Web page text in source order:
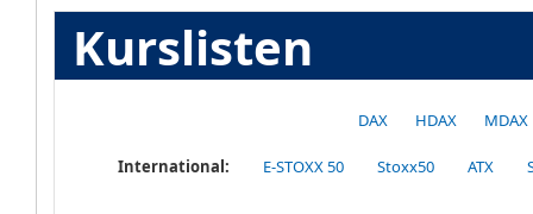
Kurslisten
DAX HDAX MDAX
International: E-STOXX 50 Stoxx50 ATX